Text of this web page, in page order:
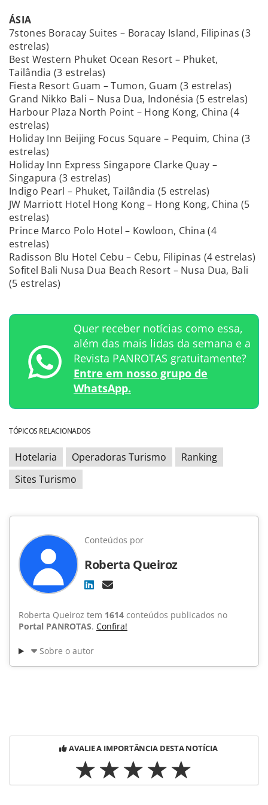
ÁSIA
7stones Boracay Suites – Boracay Island, Filipinas (3
estrelas)
Best Western Phuket Ocean Resort – Phuket,
Tailândia (3 estrelas)
Fiesta Resort Guam – Tumon, Guam (3 estrelas)
Grand Nikko Bali – Nusa Dua, Indonésia (5 estrelas)
Harbour Plaza North Point – Hong Kong, China (4
estrelas)
Holiday Inn Beijing Focus Square – Pequim, China (3
estrelas)
Holiday Inn Express Singapore Clarke Quay –
Singapura (3 estrelas)
Indigo Pearl – Phuket, Tailândia (5 estrelas)
JW Marriott Hotel Hong Kong – Hong Kong, China (5
estrelas)
Prince Marco Polo Hotel – Kowloon, China (4
estrelas)
Radisson Blu Hotel Cebu – Cebu, Filipinas (4 estrelas)
Sofitel Bali Nusa Dua Beach Resort – Nusa Dua, Bali
(5 estrelas)
Quer receber notícias como essa,
além das mais lidas da semana e a
Revista PANROTAS gratuitamente?
Entre em nosso grupo de
WhatsApp.
TÓPICOS RELACIONADOS
Hotelaria Operadoras Turismo
Ranking
Sites Turismo
Conteúdos por
Roberta Queiroz
Roberta Queiroz tem 1614 conteúdos publicados no
Portal PANROTAS. Confira!
Sobre o autor
AVALIE A IMPORTÂNCIA DESTA NOTÍCIA